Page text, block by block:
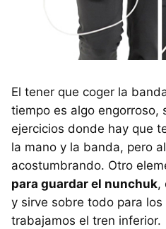
El tener que coger la
tiempo es algo engorroso,
ejercicios donde hay que
la mano y la banda, pero
acostumbrando. Otro
para guardar el nunchuk,
y sirve sobre todo para
trabajamos el tren inferior.